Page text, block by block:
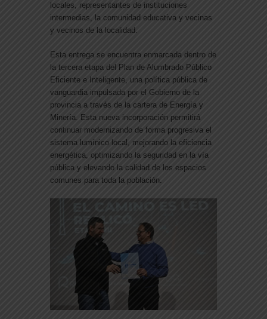
locales, representantes de instituciones
intermedias, la comunidad educativa y vecinas
y vecinos de la localidad.
Esta entrega se encuentra enmarcada dentro de
la tercera etapa del Plan de Alumbrado Público
Eficiente e Inteligente, una política pública de
vanguardia impulsada por el Gobierno de la
provincia a través de la cartera de Energía y
Minería. Esta nueva incorporación permitirá
continuar modernizando de forma progresiva el
sistema lumínico local, mejorando la eficiencia
energética, optimizando la seguridad en la vía
pública y elevando la calidad de los espacios
comunes para toda la población.